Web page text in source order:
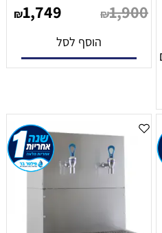
₪1,900
₪1,749
הוסף לסל